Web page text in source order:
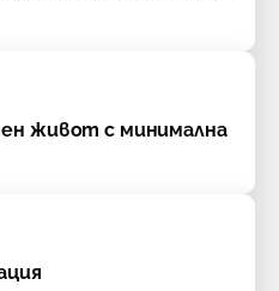
живот с минимална